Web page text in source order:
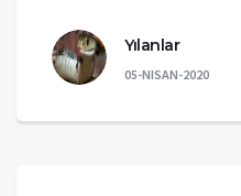
Yılanlar
05-NISAN-2020